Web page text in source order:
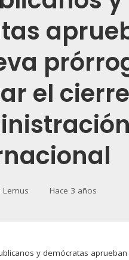
el
Lemus Hace 3 años
y demócratas